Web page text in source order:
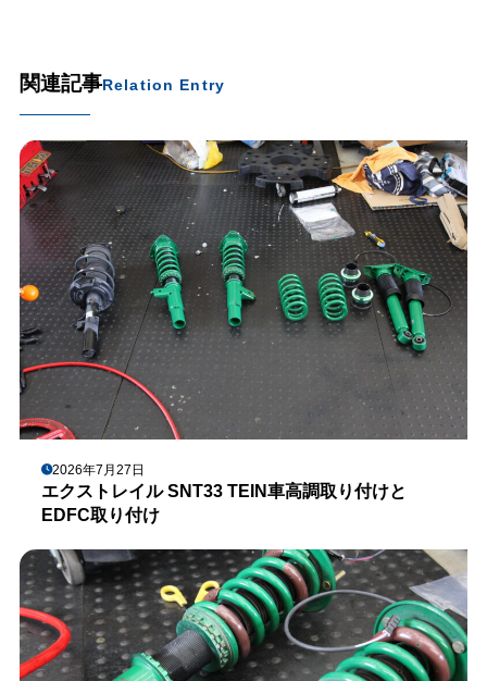
関連記事Relation Entry
2026年7月27日
エクストレイル SNT33 TEIN車高調取り付けと
EDFC取り付け